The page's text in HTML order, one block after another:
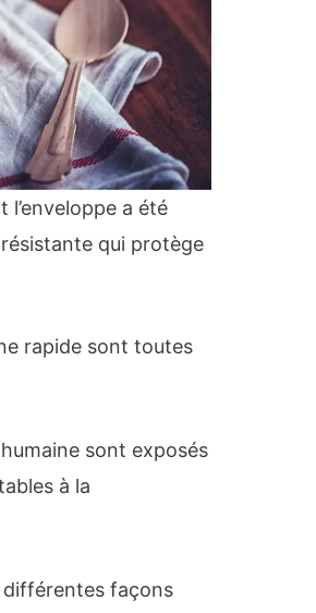
l’enveloppe a été
qui protège
rapide sont toutes
sont exposés
à la
différentes façons